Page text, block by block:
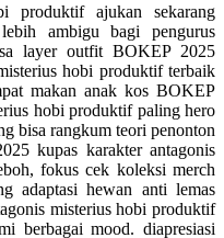
produktif ajukan sekarang
ambigu bagi pengurus
layer outfit BOKEP 2025
hobi produktif terbaik
makan anak kos BOKEP
hobi produktif paling hero
bisa rangkum teori penonton
kupas karakter antagonis
fokus cek koleksi merch
adaptasi hewan anti lemas
misterius hobi produktif
berbagai mood. diapresiasi